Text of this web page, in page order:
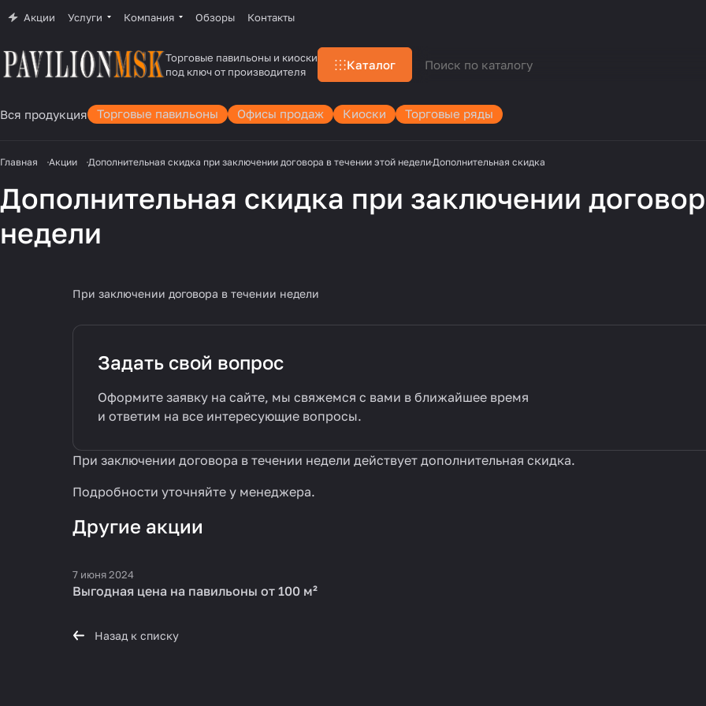
Акции Услуги Компания Обзоры Контакты
Торговые павильоны и киоски
под ключ от производителя
Каталог
Вся продукция Торговые павильоны Офисы продаж Киоски Торговые ряды
Главная Акции Дополнительная скидка при заключении договора в течении этой неделиДополнительная скидка
Дополнительная скидка при заключении
недели
При заключении договора в течении недели
Задать свой вопрос
Оформите заявку на сайте, мы свяжемся с вами в ближайшее время
и ответим на все интересующие вопросы.
При заключении договора в течении недели действует дополнительная скидка.
Подробности уточняйте у менеджера.
Другие акции
7 июня 2024
Выгодная цена на павильоны от 100 м²
Назад к списку